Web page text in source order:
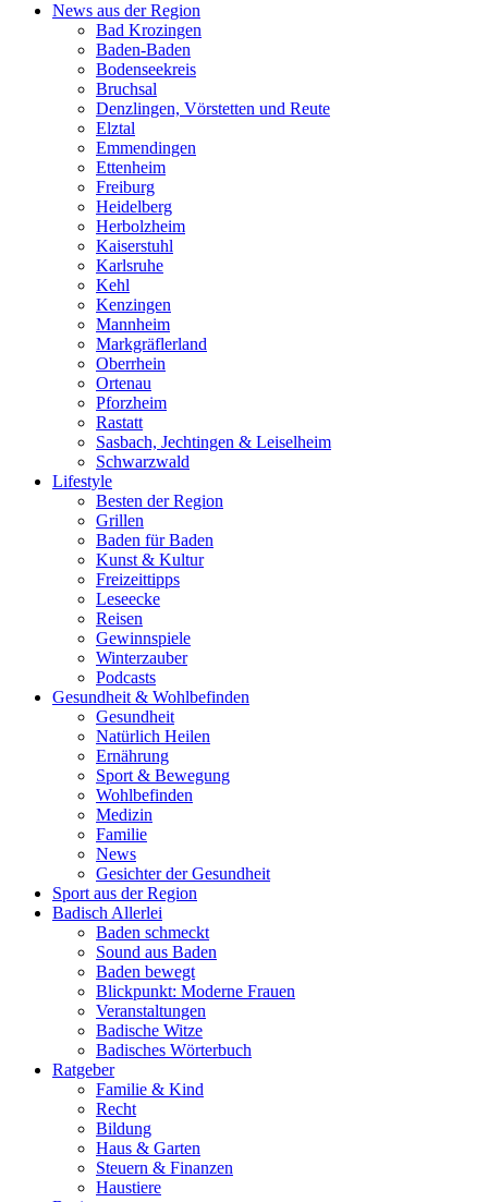
News aus der Region
Bad Krozingen
Baden-Baden
Bodenseekreis
Bruchsal
Denzlingen, Vörstetten und Reute
Elztal
Emmendingen
Ettenheim
Freiburg
Heidelberg
Herbolzheim
Kaiserstuhl
Karlsruhe
Kehl
Kenzingen
Mannheim
Markgräflerland
Oberrhein
Ortenau
Pforzheim
Rastatt
Sasbach, Jechtingen & Leiselheim
Schwarzwald
Lifestyle
Besten der Region
Grillen
Baden für Baden
Kunst & Kultur
Freizeittipps
Leseecke
Reisen
Gewinnspiele
Winterzauber
Podcasts
Gesundheit & Wohlbefinden
Gesundheit
Natürlich Heilen
Ernährung
Sport & Bewegung
Wohlbefinden
Medizin
Familie
News
Gesichter der Gesundheit
Sport aus der Region
Badisch Allerlei
Baden schmeckt
Sound aus Baden
Baden bewegt
Blickpunkt: Moderne Frauen
Veranstaltungen
Badische Witze
Badisches Wörterbuch
Ratgeber
Familie & Kind
Recht
Bildung
Haus & Garten
Steuern & Finanzen
Haustiere